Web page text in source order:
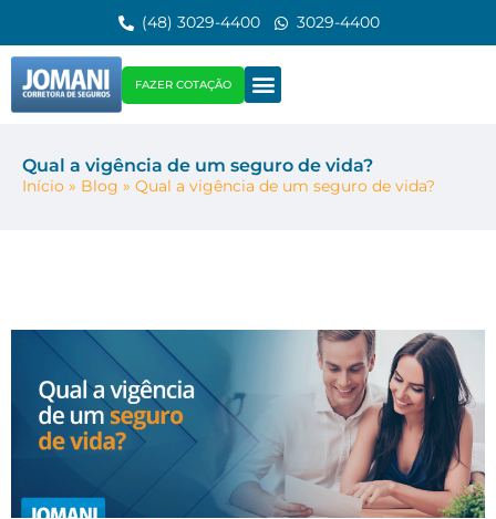
(48) 3029-4400 3029-4400
FAZER COTAÇÃO
Qual a vigência de um seguro de vida?
Início » Blog » Qual a vigência de um seguro de vida?